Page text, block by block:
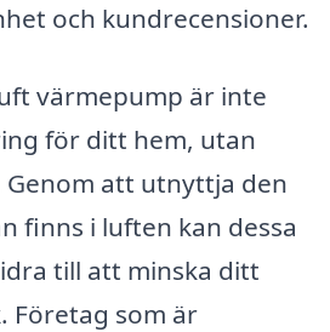
och kundrecensioner.
värmepump är inte
för ditt hem, utan
Genom att utnyttja den
finns i luften kan dessa
till att minska ditt
Företag som är